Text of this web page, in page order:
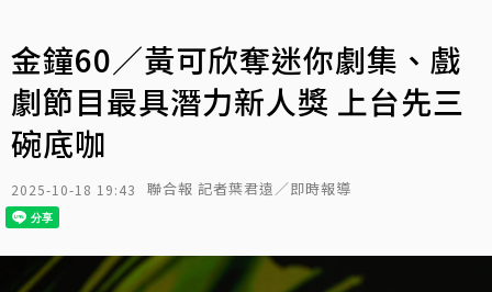
金鐘60／黃可欣奪迷你劇集、戲
劇節目最具潛力新人獎 上台先三
碗底咖
2025-10-18 19:43 聯合報 記者葉君遠／即時報導